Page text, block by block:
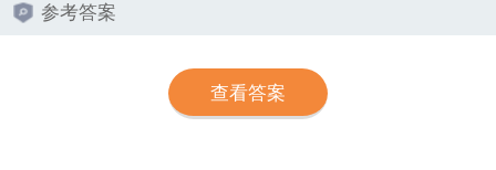
参考答案
查看答案